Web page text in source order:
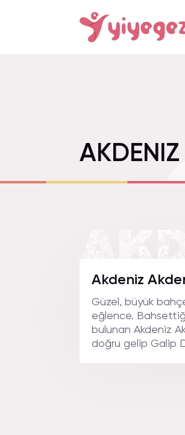
Akdeniz
Güzel, büyük
eğlence.
bulunan Akdeniz
doğru gelip Galip